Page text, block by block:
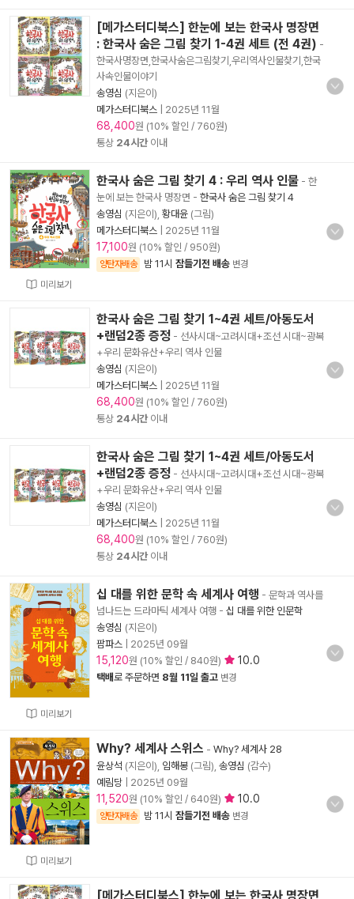
[메가스터디북스] 한눈에 보는 한국사 명장면
: 한국사 숨은 그림 찾기 1-4권 세트 (전 4권) -
한국사명장면,한국사숨은그림찾기,우리역사인물찾기,한국
사속인물이야기
송영심 (지은이)
메가스터디북스
2025년 11월
68,400원 (10% 할인 / 760원)
통상 24시간이내
미리보기
한국사 숨은 그림 찾기 4 : 우리 역사 인물 - 한
눈에 보는 한국사 명장면 - 한국사 숨은 그림 찾기 4
송영심 (지은이), 황대윤 (그림)
메가스터디북스
2025년 11월
17,100원 (10% 할인 / 950원)
양탄자배송 밤 11시 잠들기전 배송 변경
한국사 숨은 그림 찾기 1~4권 세트/아동도서
+랜덤2종 증정 - 선사시대~고려시대+조선 시대~광복
+우리 문화유산+우리 역사 인물
송영심 (지은이)
메가스터디북스
2025년 11월
68,400원 (10% 할인 / 760원)
통상 24시간이내
한국사 숨은 그림 찾기 1~4권 세트/아동도서
+랜덤2종 증정 - 선사시대~고려시대+조선 시대~광복
+우리 문화유산+우리 역사 인물
송영심 (지은이)
메가스터디북스
2025년 11월
68,400원 (10% 할인 / 760원)
통상 24시간이내
미리보기
십 대를 위한 문학 속 세계사 여행 - 문학과 역사를
넘나드는 드라마틱 세계사 여행 - 십 대를 위한 인문학
송영심 (지은이)
팜파스
2025년 09월
15,120원 (10% 할인 / 840원) 10.0
택배로 주문하면 8월 11일 출고 변경
미리보기
Why? 세계사 스위스 - Why? 세계사 28
윤상석 (지은이), 임해봉 (그림), 송영심 (감수)
예림당
2025년 09월
11,520원 (10% 할인 / 640원) 10.0
양탄자배송 밤 11시 잠들기전 배송 변경
[메가스터디북스] 한눈에 보는 한국사 명장면